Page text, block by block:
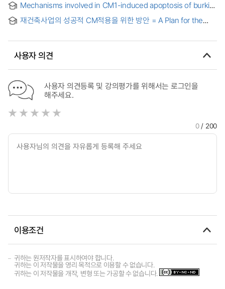
management work by the construction management
Mechanisms involved in CM1-induced apoptosis of burkitt
lymphoma cell : CM1으로 유도되는 Burkitt lymphoma
세포사멸기전
재건축사업의 성공적 CM적용을 위한 방안 = A Plan for the
Reconstruction Project
사용자 의견
사용자 의견등록 및 강의평가를 위해서는 로그인을
해주세요.
0/ 200
이용조건
귀하는 원저작자를 표시하여야 합니다.
귀하는 이 저작물을 영리 목적으로 이용할 수 없습니다.
귀하는 이 저작물을 개작, 변형 또는 가공할 수 없습니다.